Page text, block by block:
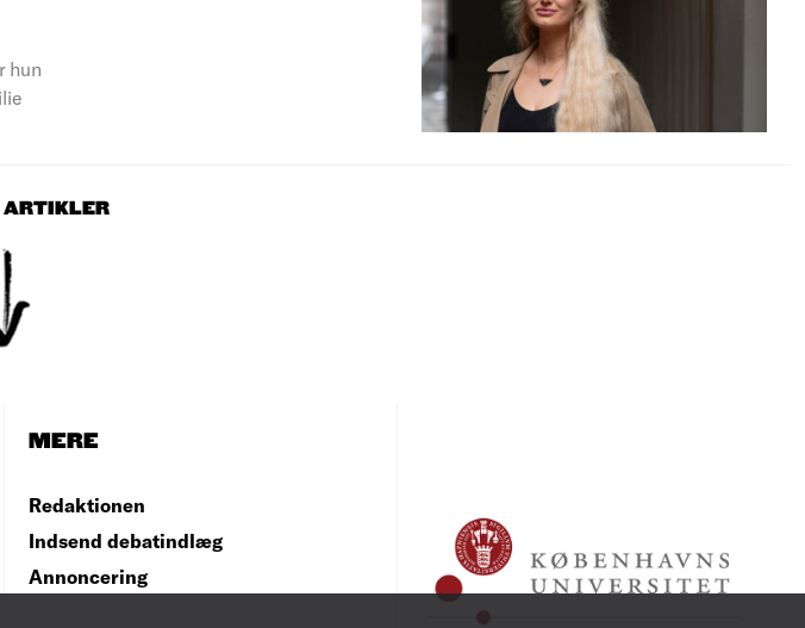
hun
ARTIKLER
MERE
Redaktionen
Indsend debatindlæg
Annoncering